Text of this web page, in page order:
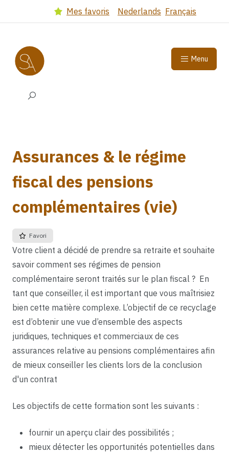
Got to main contentMes favoris Select language
Nederlands (Dutch version)
Français
Menu
Search input
Assurances & le régime
fiscal des pensions
complémentaires (vie)
Favori
Votre client a décidé de prendre sa retraite et souhaite
savoir comment ses régimes de pension
complémentaire seront traités sur le plan fiscal ? En
tant que conseiller, il est important que vous maîtrisiez
bien cette matière complexe. L’objectif de ce recyclage
est d’obtenir une vue d’ensemble des aspects
juridiques, techniques et commerciaux de ces
assurances relative au pensions complémentaires afin
de mieux conseiller les clients lors de la conclusion
d'un contrat
Les objectifs de cette formation sont les suivants :
fournir un aperçu clair des possibilités ;
mieux détecter les opportunités potentielles dans